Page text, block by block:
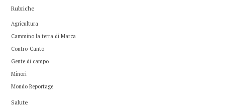
Rubriche
Agricultura
Cammino la terra di Marca
Contro-Canto
Gente di campo
Minori
Mondo Reportage
Salute